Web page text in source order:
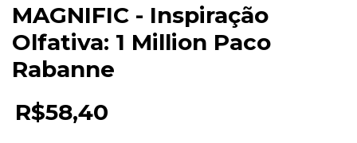
MAGNIFIC - Inspiração
Olfativa: 1 Million Paco
Rabanne
R$58,40